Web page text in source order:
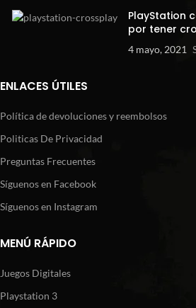
PlayStation
por tener
4 mayo, 2021
ENLACES ÚTILES
Política de devoluciones y reembolsos
Politicas De Privacidad
Preguntas Frecuentes
Síguenos en Facebook
Síguenos en Instagram
MENÚ RÁPIDO
Juegos Digitales
Playstation 3